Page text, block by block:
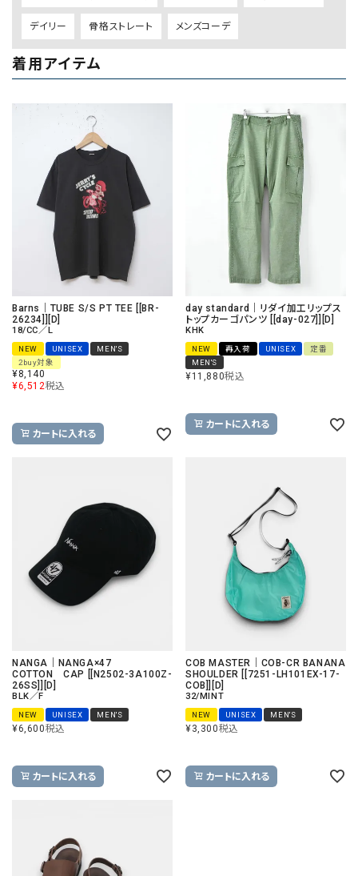
デイリー 骨格ストレート メンズコーデ
着用アイテム
Barns｜TUBE S/S PT TEE [[BR-
26234]][D]
18/CC／L
NEW UNISEX
MEN'S
2buy対象
¥8,140
¥6,512税込
カートに入れる
day standard｜リダイ加工リップス
トップカーゴパンツ [[day-027]][D]
KHK
NEW 再入荷 UNISEX
定番
MEN'S
¥11,880税込
カートに入れる
NANGA｜NANGA×47
COTTON CAP [[N2502-3A100Z-
26SS]][D]
BLK／F
NEW UNISEX MEN'S
¥6,600税込
カートに入れる
COB MASTER｜COB-CR BANANA
SHOULDER [[7251-LH101EX-17-
COB]][D]
32/MINT
NEW UNISEX MEN'S
¥3,300税込
カートに入れる